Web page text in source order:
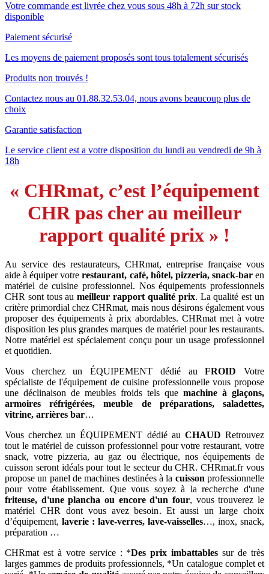
Votre commande est livrée chez vous sous 48h à 72h sur stock
disponible
Paiement sécurisé
Les moyens de paiement proposés sont tous totalement sécurisés
Produits non trouvés !
Contactez nous au 01.88.32.53.04, nous avons beaucoup plus de
choix
Garantie satisfaction
Le service client est a votre disposition du lundi au vendredi de 9h à
18h
« CHRmat, c’est l’équipement
CHR pas cher au meilleur
rapport qualité prix » !
Au service des restaurateurs, CHRmat, entreprise française vous
aide à équiper votrerestaurant, café, hôtel, pizzeria, snack-baren
matériel de cuisine professionnel. Nos équipements professionnels
CHR sont tous aumeilleur rapport qualité prix. La qualité est un
critère primordial chez CHRmat, mais nous désirons également vous
proposer des équipements à prix abordables. CHRmat met à votre
disposition les plus grandes marques de matériel pour les restaurants.
Notre matériel est spécialement conçu pour un usage professionnel
et quotidien.
Vous cherchez un ÉQUIPEMENT dédié auFROID Votre
spécialiste de l'équipement de cuisine professionnelle vous propose
une déclinaison de meubles froids tels que machine à glaçons,
armoires réfrigérées, meuble de préparations, saladettes,
vitrine, arrières bar…
Vous cherchez un ÉQUIPEMENT dédié au CHAUD Retrouvez
tout le matériel de cuisson professionnel pour votre restaurant, votre
snack, votre pizzeria, au gaz ou électrique, nos équipements de
cuisson seront idéals pour tout le secteur du CHR. CHRmat.fr vous
propose un panel de machines destinées à la cuisson professionnelle
pour votre établissement. Que vous soyez à la recherche d'une
friteuse, d'une plancha ou encore d'un four, vous trouverez le
matériel CHR dont vous avez besoin. Et aussi un large choix
d’équipement, laverie : lave-verres, lave-vaisselles…, inox, snack,
préparation …
CHRmat est à votre service : *Des prix imbattables sur de très
larges gammes de produits professionnels, *Un catalogue complet et